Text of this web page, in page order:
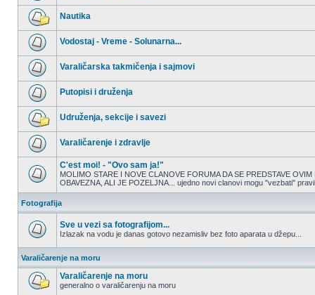
Nema
nepročitanih
postova
Nema
nepročitanih
postova
Nautika
Nema
nepročitanih
postova
Vodostaj - Vreme - Solunarna...
Nema
nepročitanih
postova
Varaličarska takmičenja i sajmovi
Nema
nepročitanih
postova
Putopisi i druženja
Nema
nepročitanih
postova
Udruženja, sekcije i savezi
Nema
nepročitanih
postova
Varaličarenje i zdravlje
Nema
nepročitanih
postova
C'est moi! - "Ovo sam ja!"
MOLIMO STARE I NOVE CLANOVE FORUMA DA SE PREDSTAVE
OBAVEZNA, ALI JE POZELJNA... ujedno novi clanovi mogu "vezbati"
Fotografija
nepročitanih
postova
Sve u vezi sa fotografijom...
Izlazak na vodu je danas gotovo nezamisliv bez foto aparata u džepu...
Varaličarenje na moru
Varaličarenje na moru
generalno o varaličarenju na moru